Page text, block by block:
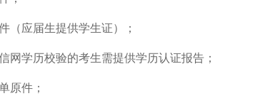
应届生提供学生证）；
学历校验的考生需提供学历认证报告；
原件；